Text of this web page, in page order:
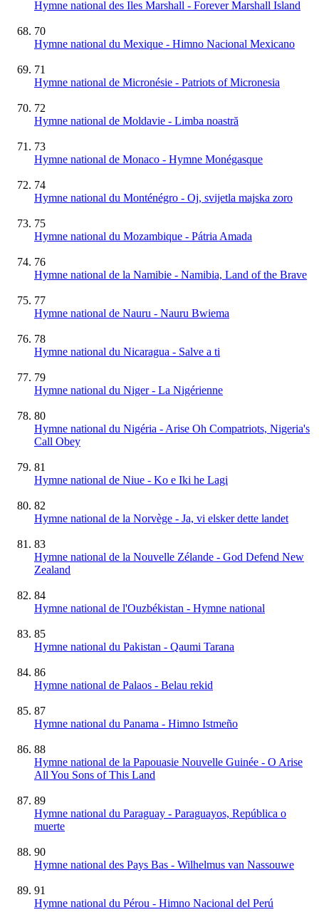
Hymne national des Iles Marshall - Forever Marshall Island
70
Hymne national du Mexique - Himno Nacional Mexicano
71
Hymne national de Micronésie - Patriots of Micronesia
72
Hymne national de Moldavie - Limba noastră
73
Hymne national de Monaco - Hymne Monégasque
74
Hymne national du Monténégro - Oj, svijetla majska zoro
75
Hymne national du Mozambique - Pátria Amada
76
Hymne national de la Namibie - Namibia, Land of the Brave
77
Hymne national de Nauru - Nauru Bwiema
78
Hymne national du Nicaragua - Salve a ti
79
Hymne national du Niger - La Nigérienne
80
Hymne national du Nigéria - Arise Oh Compatriots, Nigeria's
Call Obey
81
Hymne national de Niue - Ko e Iki he Lagi
82
Hymne national de la Norvège - Ja, vi elsker dette landet
83
Hymne national de la Nouvelle Zélande - God Defend New
Zealand
84
Hymne national de l'Ouzbékistan - Hymne national
85
Hymne national du Pakistan - Qaumi Tarana
86
Hymne national de Palaos - Belau rekid
87
Hymne national du Panama - Himno Istmeño
88
Hymne national de la Papouasie Nouvelle Guinée - O Arise
All You Sons of This Land
89
Hymne national du Paraguay - Paraguayos, República o
muerte
90
Hymne national des Pays Bas - Wilhelmus van Nassouwe
91
Hymne national du Pérou - Himno Nacional del Perú